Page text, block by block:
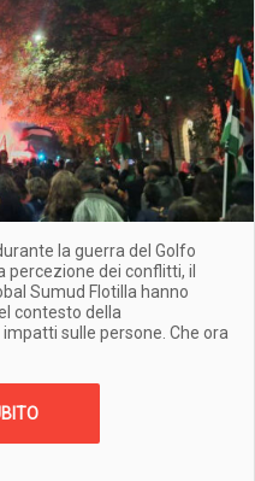
la guerra del Golfo
dei conflitti, il
Sumud Flotilla hanno
contesto della
sulle persone. Che ora